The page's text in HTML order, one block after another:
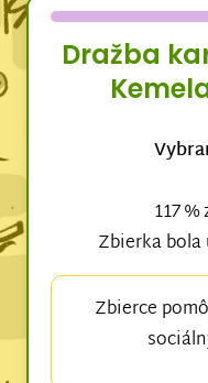
Dražba
117
Zbierka bola
Zbierce